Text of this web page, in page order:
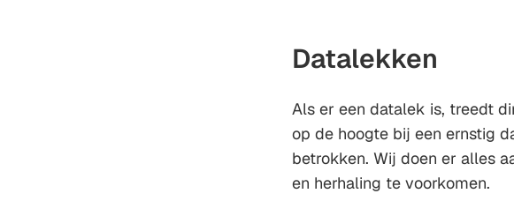
Datalekken
Als er een datalek is, treedt
op de hoogte bij een ernstig
betrokken. Wij doen er alles
en herhaling te voorkomen.